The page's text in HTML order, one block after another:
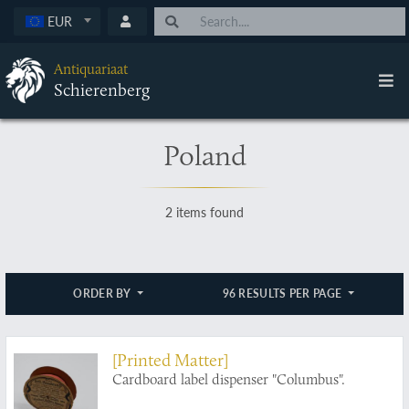
EUR
Antiquariaat
Schierenberg
Poland
2 items found
ORDER BY 96 RESULTS PER PAGE
[Printed Matter]
Cardboard label dispenser "Columbus".